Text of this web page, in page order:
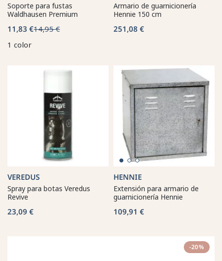
Soporte para fustas
Waldhausen Premium
11,83 €14,95 €
1 color
Armario de guarnicionería
Hennie 150 cm
251,08 €
VEREDUS
Spray para botas Veredus
Revive
23,09 €
HENNIE
Extensión para armario de
guarnicionería Hennie
109,91 €
-20%